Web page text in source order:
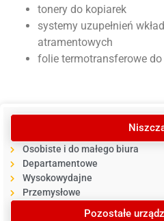
Osobiste i do małego biura
Departamentowe
Wysokowydajne
Przemysłowe
Pozostałe
tonery do kopiarek
systemy uzupełnień
atramentowych
folie termotransferowe